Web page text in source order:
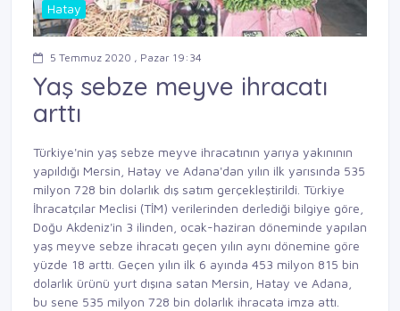
Hatay
5 Temmuz 2020 , Pazar 19:34
Yaş sebze meyve ihracatı
arttı
Türkiye'nin yaş sebze meyve ihracatının yarıya yakınının
yapıldığı Mersin, Hatay ve Adana'dan yılın ilk yarısında 535
milyon 728 bin dolarlık dış satım gerçekleştirildi. Türkiye
İhracatçılar Meclisi (TİM) verilerinden derlediği bilgiye göre,
Doğu Akdeniz'in 3 ilinden, ocak-haziran döneminde yapılan
yaş meyve sebze ihracatı geçen yılın aynı dönemine göre
yüzde 18 arttı. Geçen yılın ilk 6 ayında 453 milyon 815 bin
dolarlık ürünü yurt dışına satan Mersin, Hatay ve Adana,
bu sene 535 milyon 728 bin dolarlık ihracata imza attı.